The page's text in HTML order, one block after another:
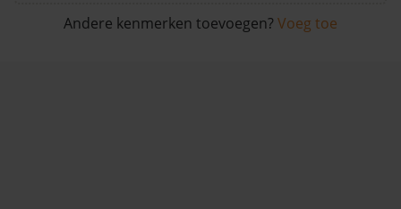
Andere kenmerken toevoegen? Voeg toe